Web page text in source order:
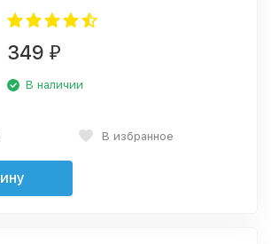
349 ₽
В наличии
В избранное